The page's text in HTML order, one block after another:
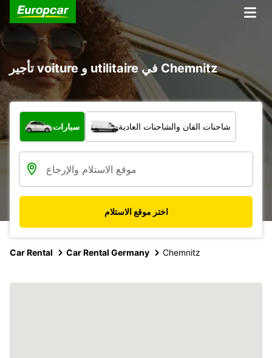
تأجير voiture و utilitaire في Chemnitz
ما نوع المركبة؟
سيارات شاحنات الفان والشاحنات العادية
اختر موقع الاستلام
Car Rental Car Rental Germany Chemnitz